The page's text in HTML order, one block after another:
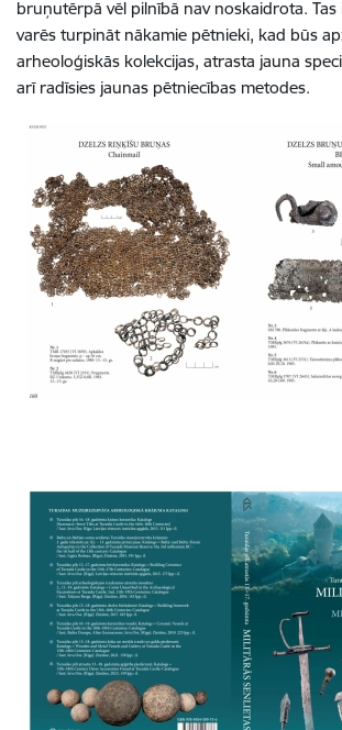
bruņutērpā vēl pilnībā nav noskaidrota.
varēs turpināt nākamie pētnieki, kad būs
arheoloģiskās kolekcijas, atrasta jauna
arī radīsies jaunas pētniecības metodes.